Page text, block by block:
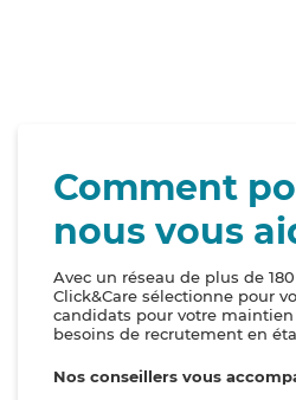
Comment
nous vous
Avec un réseau de plus de
Click&Care sélectionne pour
candidats pour votre
besoins de recrutement en
Nos conseillers vous